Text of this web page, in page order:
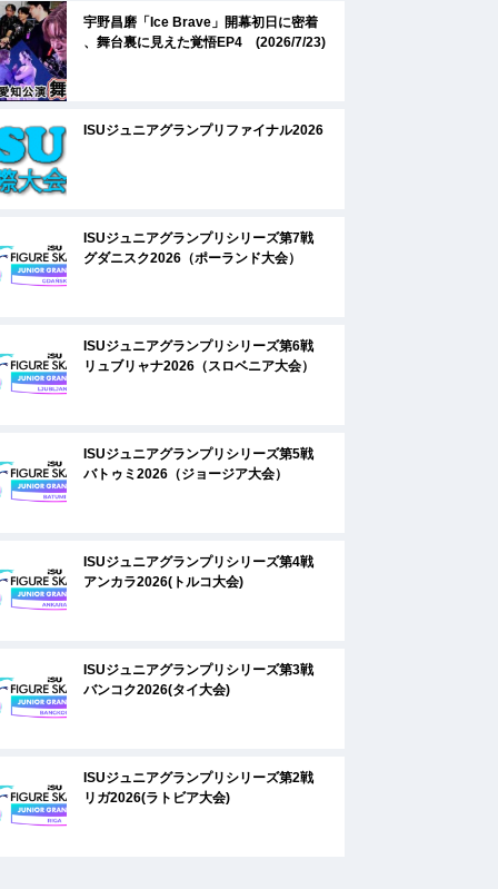
宇野昌磨「Ice Brave」開幕初日に密着
、舞台裏に見えた覚悟EP4 (2026/7/23)
ISUジュニアグランプリファイナル2026
ISUジュニアグランプリシリーズ第7戦
グダニスク2026（ポーランド大会）
ISUジュニアグランプリシリーズ第6戦
リュブリャナ2026（スロベニア大会）
ISUジュニアグランプリシリーズ第5戦
バトゥミ2026（ジョージア大会）
ISUジュニアグランプリシリーズ第4戦
アンカラ2026(トルコ大会)
ISUジュニアグランプリシリーズ第3戦
バンコク2026(タイ大会)
ISUジュニアグランプリシリーズ第2戦
リガ2026(ラトビア大会)